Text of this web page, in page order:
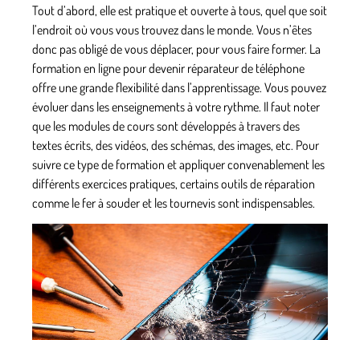
Tout d’abord, elle est pratique et ouverte à tous, quel que soit
l’endroit où vous vous trouvez dans le monde. Vous n’êtes
donc pas obligé de vous déplacer, pour vous faire former. La
formation en ligne pour devenir réparateur de téléphone
offre une grande flexibilité dans l’apprentissage. Vous pouvez
évoluer dans les enseignements à votre rythme. Il faut noter
que les modules de cours sont développés à travers des
textes écrits, des vidéos, des schémas, des images, etc. Pour
suivre ce type de formation et appliquer convenablement les
différents exercices pratiques, certains outils de réparation
comme le fer à souderet les tournevis sont indispensables.